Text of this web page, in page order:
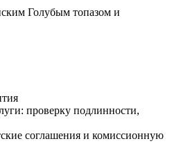
Голубым топазом и
проверку подлинности,
соглашения и комиссионную